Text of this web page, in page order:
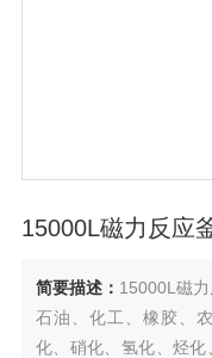
15000L磁力反应
简要描述： 15000L磁
石油、化工、橡胶、
化、硝化、氢化、烃